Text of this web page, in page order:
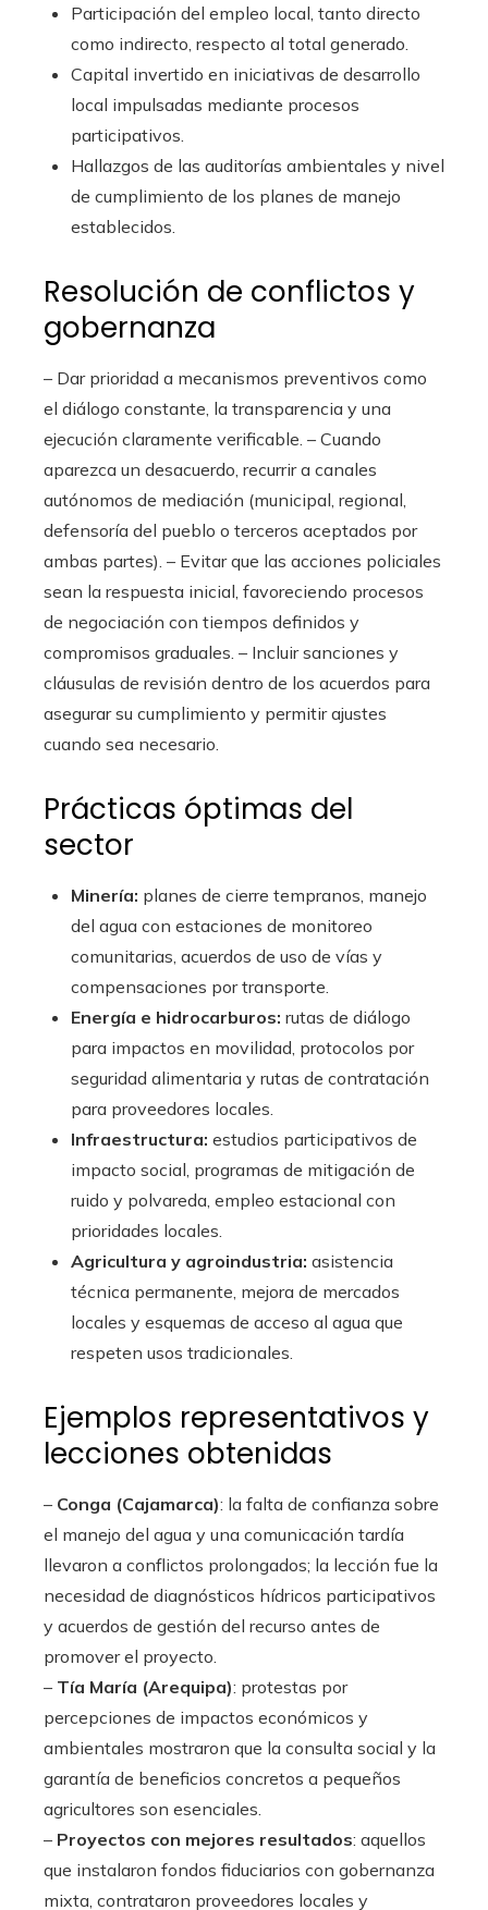
Participación del empleo local, tanto directo
como indirecto, respecto al total generado.
Capital invertido en iniciativas de desarrollo
local impulsadas mediante procesos
participativos.
Hallazgos de las auditorías ambientales y nivel
de cumplimiento de los planes de manejo
establecidos.
Resolución de conflictos y
gobernanza
– Dar prioridad a mecanismos preventivos como
el diálogo constante, la transparencia y una
ejecución claramente verificable. – Cuando
aparezca un desacuerdo, recurrir a canales
autónomos de mediación (municipal, regional,
defensoría del pueblo o terceros aceptados por
ambas partes). – Evitar que las acciones policiales
sean la respuesta inicial, favoreciendo procesos
de negociación con tiempos definidos y
compromisos graduales. – Incluir sanciones y
cláusulas de revisión dentro de los acuerdos para
asegurar su cumplimiento y permitir ajustes
cuando sea necesario.
Prácticas óptimas del
sector
Minería: planes de cierre tempranos, manejo
del agua con estaciones de monitoreo
comunitarias, acuerdos de uso de vías y
compensaciones por transporte.
Energía e hidrocarburos: rutas de diálogo
para impactos en movilidad, protocolos por
seguridad alimentaria y rutas de contratación
para proveedores locales.
Infraestructura: estudios participativos de
impacto social, programas de mitigación de
ruido y polvareda, empleo estacional con
prioridades locales.
Agricultura y agroindustria: asistencia
técnica permanente, mejora de mercados
locales y esquemas de acceso al agua que
respeten usos tradicionales.
Ejemplos representativos y
lecciones obtenidas
– Conga (Cajamarca): la falta de confianza sobre
el manejo del agua y una comunicación tardía
llevaron a conflictos prolongados; la lección fue la
necesidad de diagnósticos hídricos participativos
y acuerdos de gestión del recurso antes de
promover el proyecto.
– Tía María (Arequipa): protestas por
percepciones de impactos económicos y
ambientales mostraron que la consulta social y la
garantía de beneficios concretos a pequeños
agricultores son esenciales.
– Proyectos con mejores resultados: aquellos
que instalaron fondos fiduciarios con gobernanza
mixta, contrataron proveedores locales y